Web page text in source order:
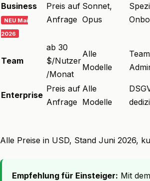
Business
NEU Mai
2026
Preis auf
Anfrage
Sonnet,
Opus
Team
ab 30
$/Nutzer
/Monat
Alle
Modelle
Enterprise
Preis auf
Anfrage
Alle
Modelle
Alle Preise in USD, Stand Juni 2026,
Empfehlung für Einsteiger: Mit